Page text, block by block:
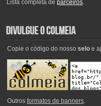
Lista completa deparceiros.
Copie o código do nosso seloe
Outros formatos de banners.